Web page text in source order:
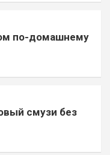
по-домашнему
смузи без